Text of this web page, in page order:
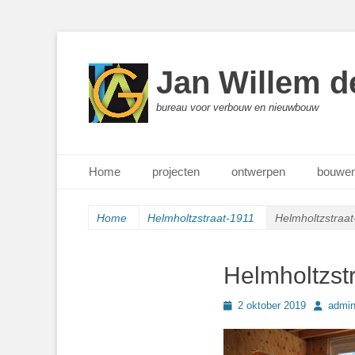
Jan Willem
bureau voor verbouw en nieuwbouw
Primair menu
naar
inhoud
Home projecten ontwerpen
Home Helmholtzstraat-1911
Geplaatst
2 oktober 2019 Authoradmin